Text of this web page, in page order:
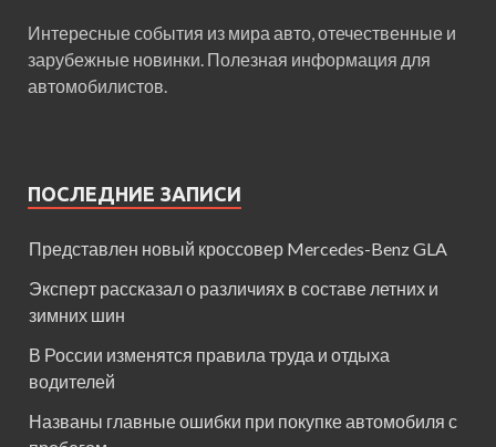
Интересные события из мира авто, отечественные и
зарубежные новинки. Полезная информация для
автомобилистов.
ПОСЛЕДНИЕ ЗАПИСИ
Представлен новый кроссовер Mercedes-Benz GLA
Эксперт рассказал о различиях в составе летних и
зимних шин
В России изменятся правила труда и отдыха
водителей
Названы главные ошибки при покупке автомобиля с